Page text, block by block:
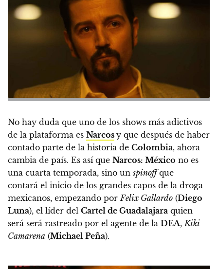
No hay duda que uno de los shows más adictivos
de la plataforma es Narcos y que después de haber
contado parte de la historia de Colombia, ahora
cambia de país. Es así que Narcos: México no es
una cuarta temporada, sino unspinoffque
contará el inicio de los grandes capos de la droga
mexicanos, empezando por Felix Gallardo (Diego
Luna), el líder del Cartel de Guadalajara quien
será será rastreado por el agente de la DEA, Kiki
Camarena (Michael Peña).